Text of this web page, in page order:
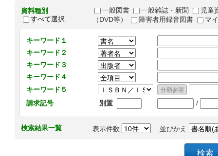
資料種別
すべて選択
一般図書 一般雑誌・新聞
児童
（DVD等）
障害者用録音図書 マ
キーワード１
キーワード２
キーワード３
キーワード４
キーワード５
請求記号
別置 /
検索結果一覧 表示件数 並びかえ